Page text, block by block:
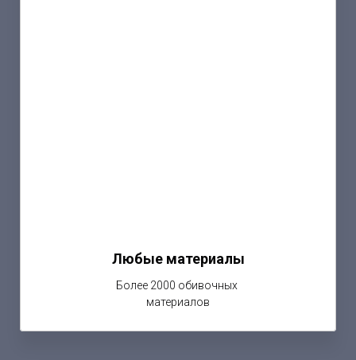
Любые материалы
Более 2000 обивочных
материалов